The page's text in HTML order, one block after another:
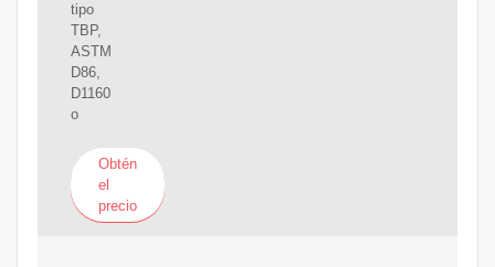
tipo
TBP,
ASTM
D86,
D1160
o
Obtén
el
precio